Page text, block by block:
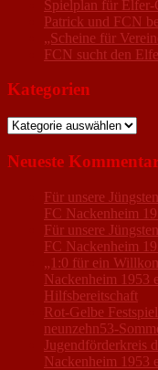
Spielplan für Elfer-
Patrick und FCN
„Scheine für
FCN sucht den
Kategorien
Kategorien
Neueste
Für unsere
FC Nackenheim
Für unsere
FC Nackenheim
„1:0 für ein
Nackenheim 1953
Hilfsbereitschaft
Rot-Gelbe
neunzehn53-
Jugendförderkreis
Nackenheim 1953